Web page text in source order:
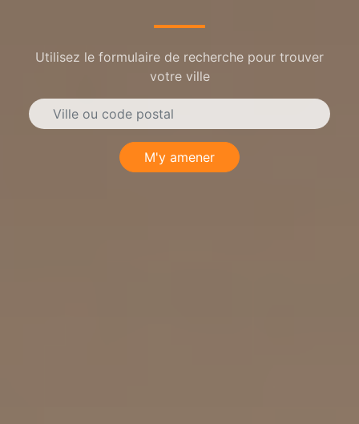
Utilisez le formulaire de recherche pour trouver
votre ville
M'y amener